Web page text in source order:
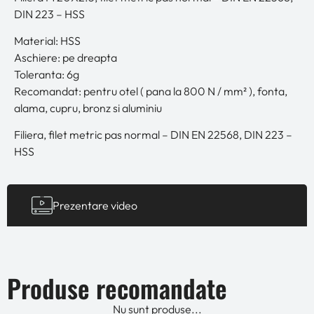
Prezentare video
DIN 223 – HSS
Material: HSS
Aschiere: pe dreapta
Toleranta: 6g
Recomandat: pentru otel ( pana la 800 N / mm² ), fonta,
alama, cupru, bronz si aluminiu
Filiera, filet metric pas normal – DIN EN 22568, DIN 223 –
HSS
Produse recomandate
Nu sunt produse...